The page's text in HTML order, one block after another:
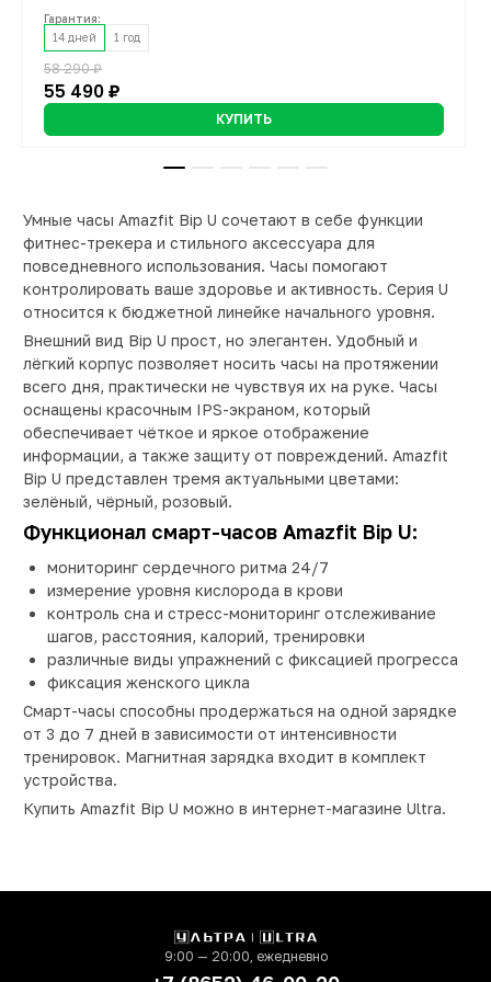
Гарантия:
14 дней
1 год
58 290 ₽
55 490 ₽
КУПИТЬ
Гарантия:
14 дней
1 год
64 890 ₽
62 990 ₽
КУПИТЬ
Гарантия:
14 дней
1 год
37 290 ₽
35 490 ₽
КУПИТЬ
Гарантия:
14 дней
1 год
26 790 ₽
25 490 ₽
КУПИТЬ
6 890 ₽
КУПИТЬ
Гарантия:
14 дней
1 год
30 990 ₽
14 990 ₽
КУПИТЬ
Умные часы Amazfit Bip U сочетают в себе функции
фитнес-трекера и стильного аксессуара для
повседневного использования. Часы помогают
контролировать ваше здоровье и активность. Серия U
относится к бюджетной линейке начального уровня.
Внешний вид Bip U прост, но элегантен. Удобный и
лёгкий корпус позволяет носить часы на протяжении
всего дня, практически не чувствуя их на руке. Часы
оснащены красочным IPS-экраном, который
обеспечивает чёткое и яркое отображение
информации, а также защиту от повреждений. Amazfit
Bip U представлен тремя актуальными цветами:
зелёный, чёрный, розовый.
Функционал смарт-часов Amazfit Bip U:
мониторинг сердечного ритма 24/7
измерение уровня кислорода в крови
контроль сна и стресс-мониторинг отслеживание
шагов, расстояния, калорий, тренировки
различные виды упражнений с фиксацией прогресса
фиксация женского цикла
Смарт-часы способны продержаться на одной зарядке
от 3 до 7 дней в зависимости от интенсивности
тренировок. Магнитная зарядка входит в комплект
устройства.
Купить Amazfit Bip U можно в интернет-магазине Ultra.
9:00 — 20:00, ежедневно